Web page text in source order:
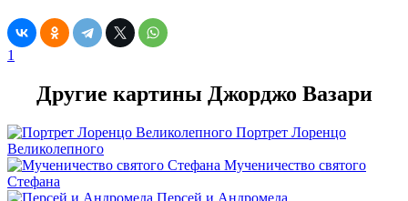
1
Другие картины Джорджо Вазари
Портрет Лоренцо
Великолепного
Мученичество святого
Стефана
Персей и Андромеда